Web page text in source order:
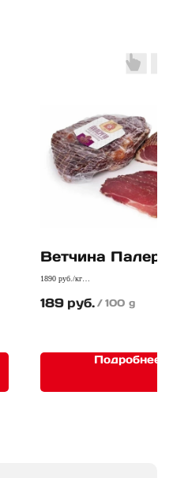
Ветчина
1890 руб./кг
нежному мясу особый аромат
189 руб./100 g
Подробнее